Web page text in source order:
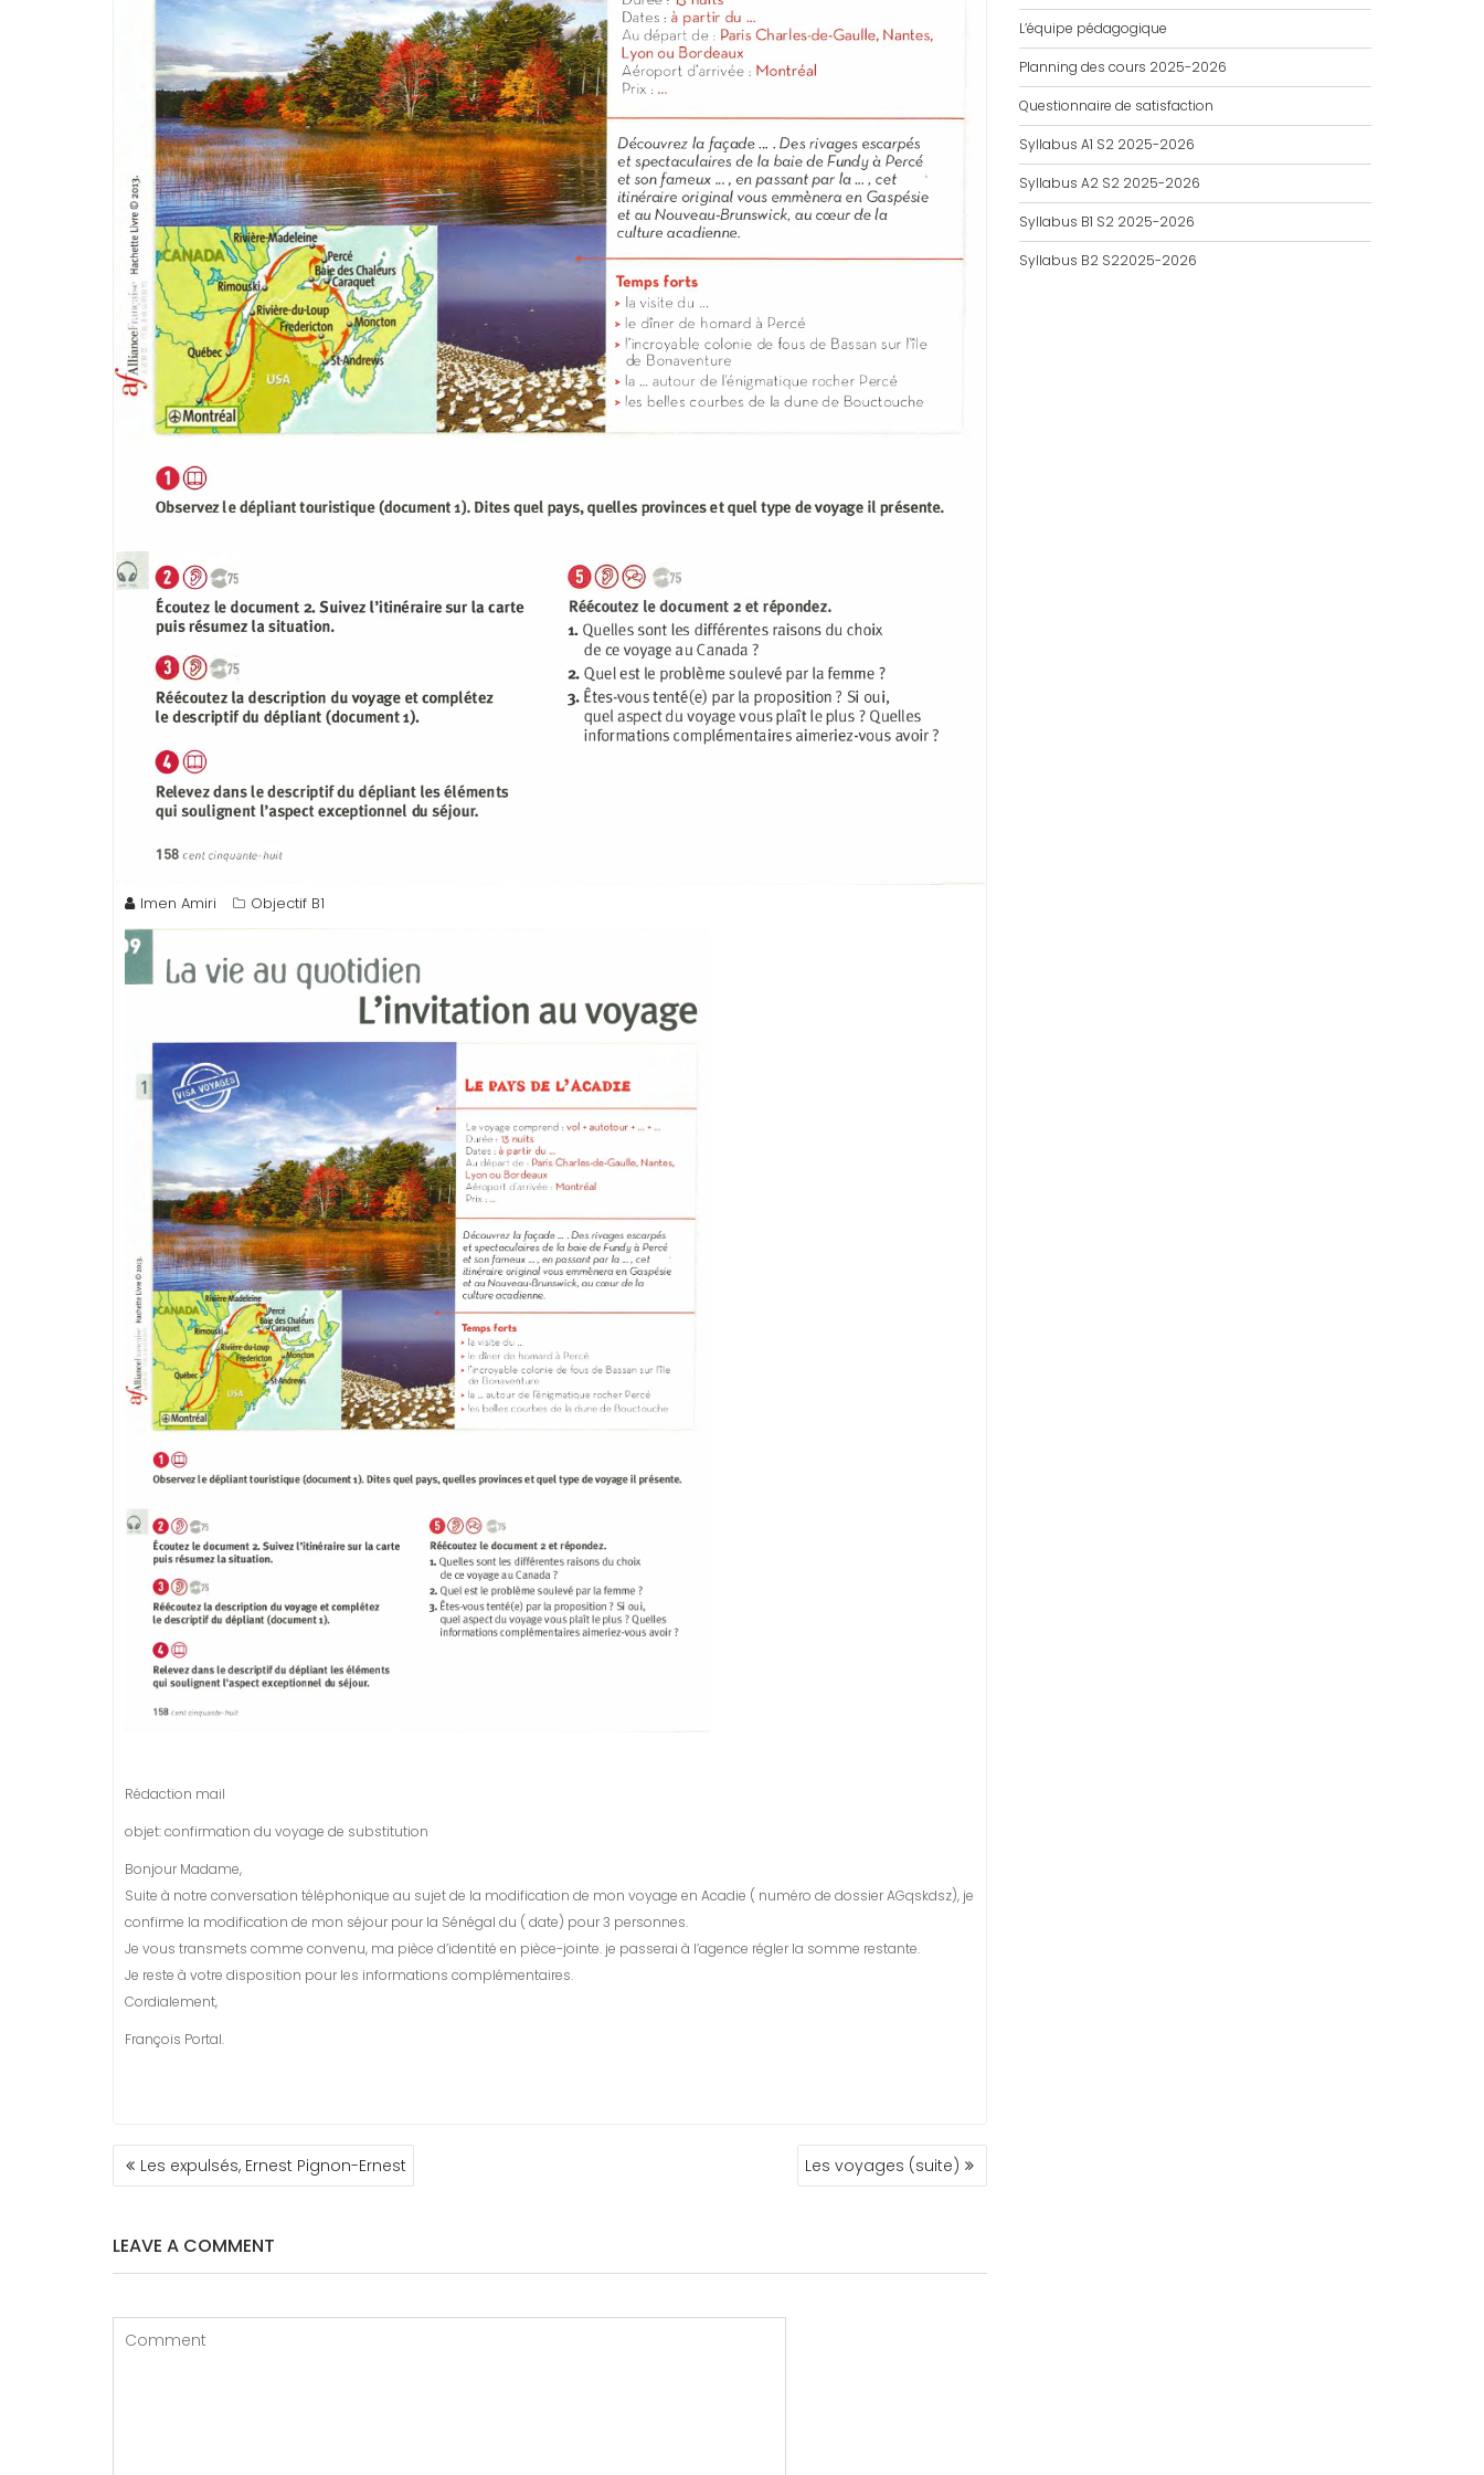
Imen Amiri Objectif B1
Rédaction mail
objet: confirmation du voyage de substitution
Bonjour Madame,
Suite à notre conversation téléphonique au sujet de la modification de mon voyage en Acadie ( numéro de dossier AGqskdsz), je
confirme la modification de mon séjour pour la Sénégal du ( date) pour 3 personnes.
Je vous transmets comme convenu, ma pièce d’identité en pièce-jointe. je passerai à l’agence régler la somme restante.
Je reste à votre disposition pour les informations complémentaires.
Cordialement,
François Portal.
NAVIGATION
DELes expulsés, Ernest Pignon-Ernest Les voyages (suite)
LEAVE A COMMENT
L’équipe pédagogique
Planning des cours 2025-2026
Questionnaire de satisfaction
Syllabus A1 S2 2025-2026
Syllabus A2 S2 2025-2026
Syllabus B1 S2 2025-2026
Syllabus B2 S22025-2026